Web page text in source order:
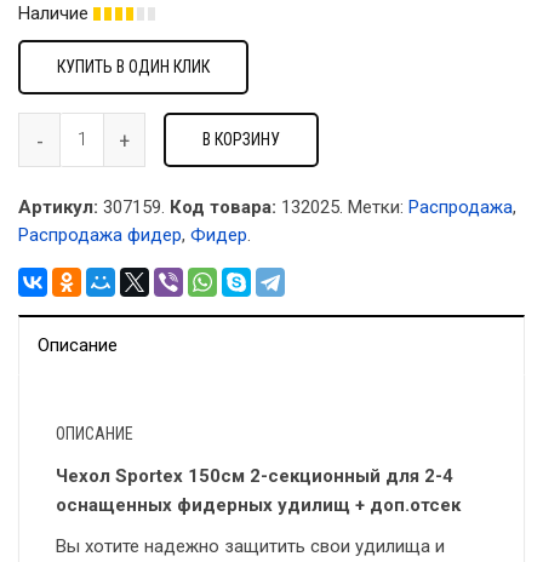
Наличие
КУПИТЬ В ОДИН КЛИК
В КОРЗИНУ
Артикул: 307159. Код товара: 132025. Метки: Распродажа,
Распродажа фидер, Фидер.
Описание
ОПИСАНИЕ
Чехол Sportex 150см 2-секционный для 2-4
оснащенных фидерных удилищ + доп.отсек
Вы хотите надежно защитить свои удилища и